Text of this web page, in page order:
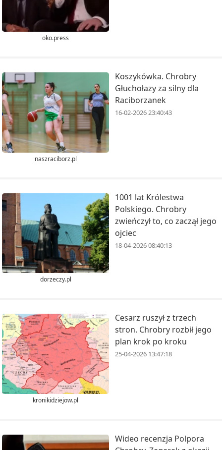
oko.press
naszraciborz.pl
Koszykówka. Chrobry
Głuchołazy za silny dla
Raciborzanek
16-02-2026 23:40:43
dorzeczy.pl
1001 lat Królestwa
Polskiego. Chrobry
zwieńczył to, co zaczął jego
ojciec
18-04-2026 08:40:13
kronikidziejow.pl
Cesarz ruszył z trzech
stron. Chrobry rozbił jego
plan krok po kroku
25-04-2026 13:47:18
Wideo recenzja Polpora